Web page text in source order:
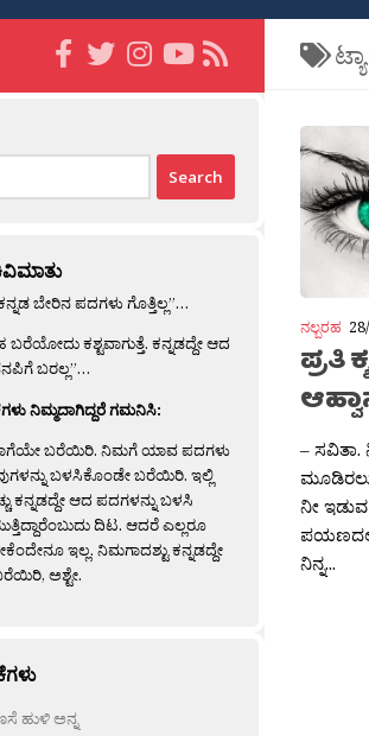
ನಲ್ಬರಹ
ಪ್ರತಿ
– ಸವಿತಾ.
ನೀ
ಪಯಣದಲಿ
ನಿನ್ನ...
ಬೇರಿನ ಪದಗಳು ಗೊತ್ತಿಲ್ಲ”…
ಕಶ್ಟವಾಗುತ್ತೆ. ಕನ್ನಡದ್ದೇ ಆದ
ಬರಲ್ಲ”…
ನಿಮ್ಮದಾಗಿದ್ದರೆ ಗಮನಿಸಿ:
ಬರೆಯಿರಿ. ನಿಮಗೆ ಯಾವ ಪದಗಳು
ಬಳಸಿಕೊಂಡೇ ಬರೆಯಿರಿ. ಇಲ್ಲಿ
ಕನ್ನಡದ್ದೇ ಆದ ಪದಗಳನ್ನು ಬಳಸಿ
ದಿಟ. ಆದರೆ ಎಲ್ಲರೂ
ಇಲ್ಲ. ನಿಮಗಾದಶ್ಟು ಕನ್ನಡದ್ದೇ
ಅಶ್ಟೇ.
ಹುಳಿ ಅನ್ನ